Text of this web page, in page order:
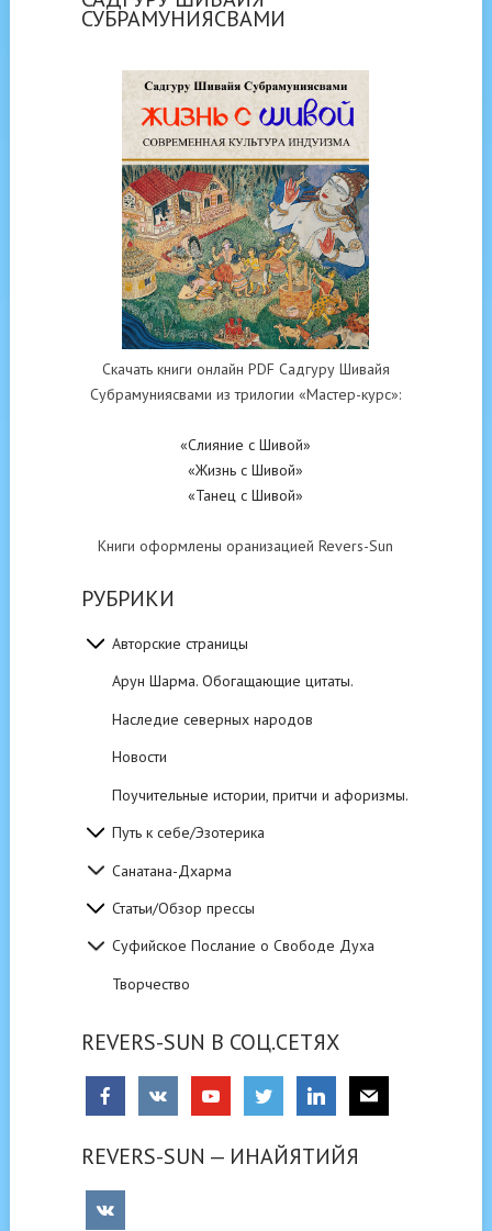
СУБРАМУНИЯСВАМИ
Скачать книги онлайн PDF Садгуру Шивайя
Субрамуниясвами из трилогии «Мастер-курс»:
«Слияние с Шивой»
«Жизнь с Шивой»
«Танец с Шивой»
Книги оформлены оранизацией Revers-Sun
РУБРИКИ
Авторские страницы
Арун Шарма. Обогащающие цитаты.
Наследие северных народов
Новости
Поучительные истории, притчи и афоризмы.
Путь к себе/Эзотерика
Санатана-Дхарма
Статьи/Обзор прессы
Суфийское Послание о Свободе Духа
Творчество
REVERS-SUN В СОЦ.СЕТЯХ
REVERS-SUN — ИНАЙЯТИЙЯ